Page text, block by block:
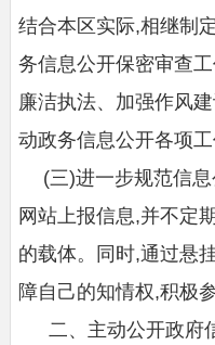
结合本区实际,相继制
务信息公开保密审查
廉洁执法、加强作风
动政务信息公开各项工
(三)进一步规范信息
网站上报信息,并不定
的载体。同时,通过悬
障自己的知情权,积极
二、主动公开政府